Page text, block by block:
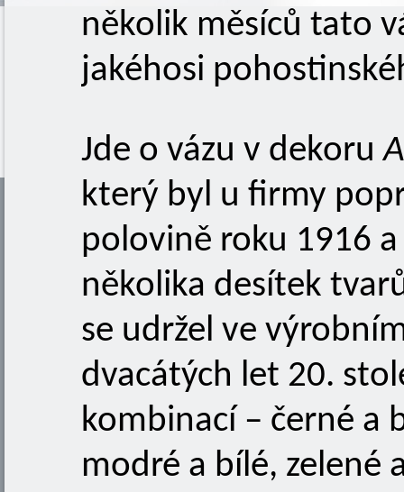
několik měsíců tato
jakéhosi
Jde o vázu v dekoru
který byl u firmy
polovině roku 1916
několika desítek
se udržel ve
dvacátých let 20.
kombinací – černé a
modré a bílé, zelené